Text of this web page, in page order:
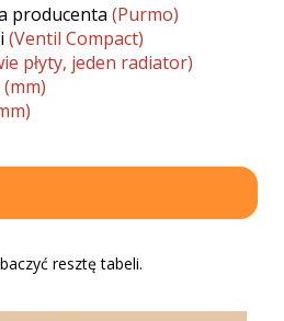
producenta (Purmo)
(Ventil Compact)
płyty, jeden radiator)
(mm)
resztę tabeli.